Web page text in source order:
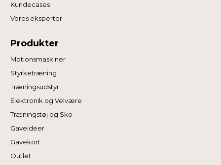
Kundecases
Vores eksperter
Produkter
Motionsmaskiner
Styrketræning
Træningsudstyr
Elektronik og Velvære
Træningstøj og Sko
Gaveideer
Gavekort
Outlet